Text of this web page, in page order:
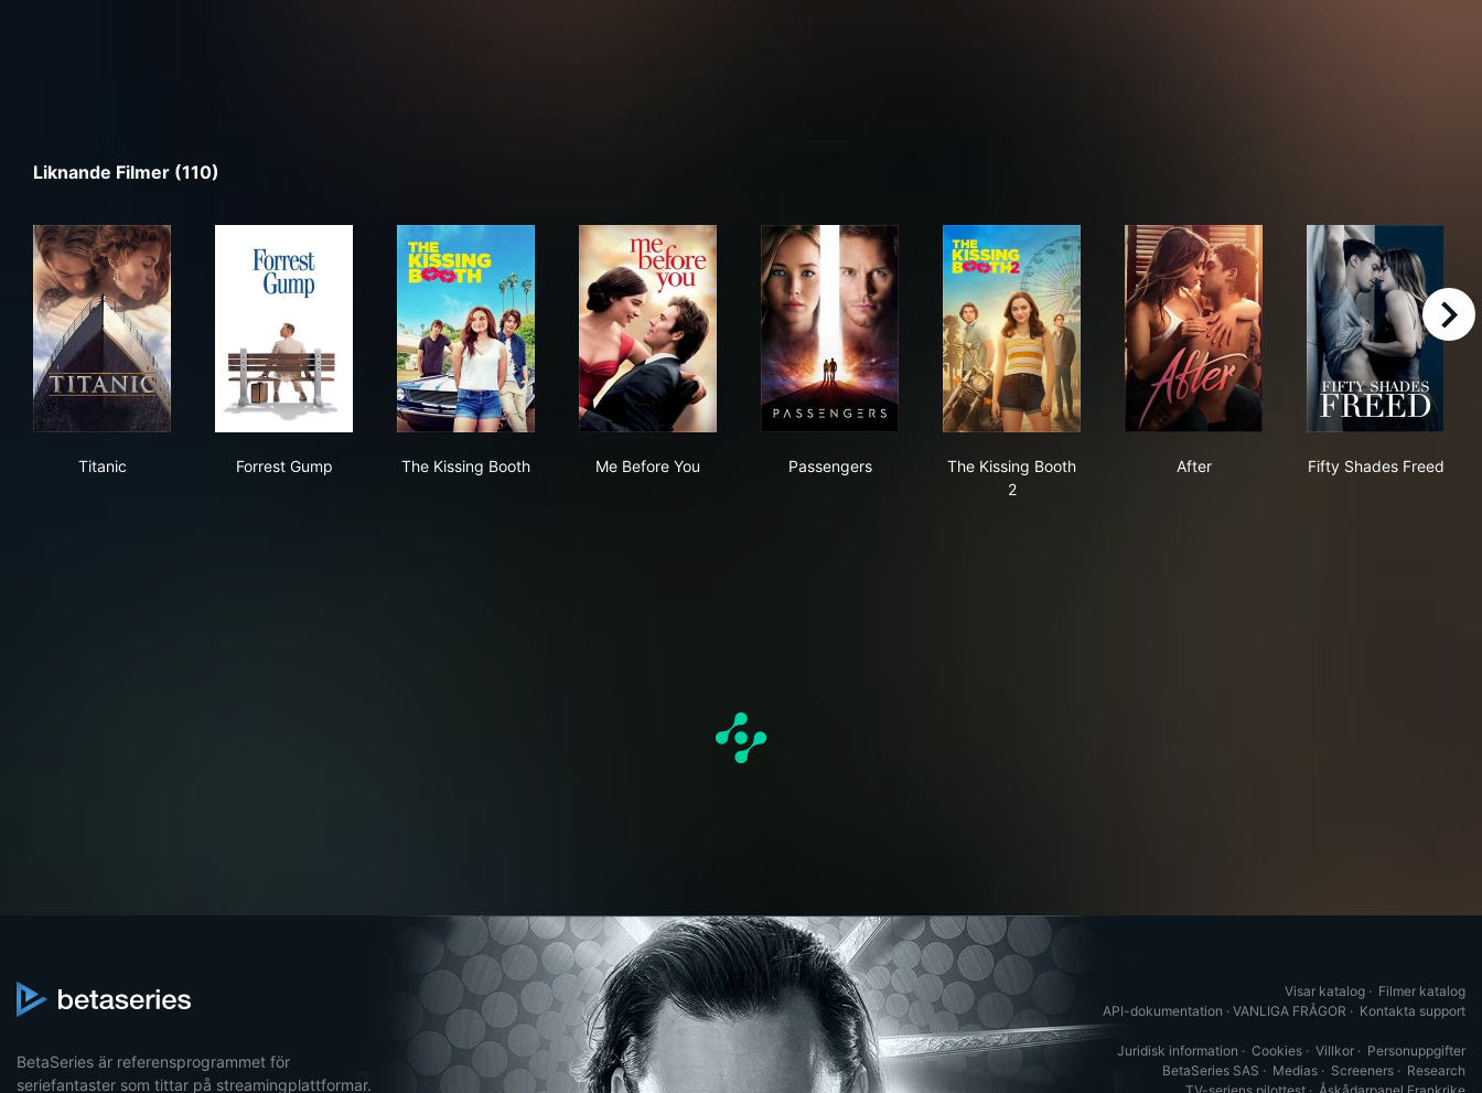
Liknande Filmer (110)
Titanic
Forrest Gump
The Kissing Booth
Me Before You
Passengers
The Kissing Booth
2
After
Fifty Shades Freed
right
BetaSeries är referensprogrammet för
seriefantaster som tittar på streamingplattformar.
Visar katalog · Filmer katalog
API-dokumentation · VANLIGA FRÅGOR · Kontakta support
Juridisk information · Cookies · Villkor · Personuppgifter
BetaSeries SAS · Medias · Screeners · Research